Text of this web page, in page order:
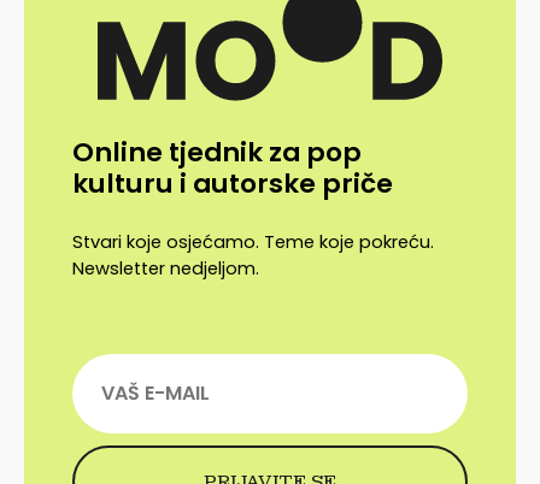
Online tjednik za pop
kulturu i autorske priče
Stvari koje osjećamo. Teme koje pokreću.
Newsletter nedjeljom.